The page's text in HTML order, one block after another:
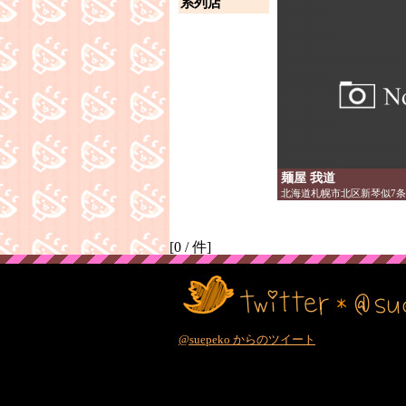
系列店
麺屋 我道
北海道札幌市北区新琴似7
[0 /件]
@suepeko からのツイート